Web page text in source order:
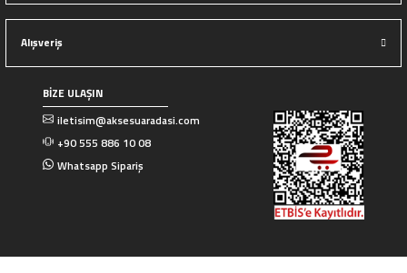
Alışveriş
BİZE ULAŞIN
iletisim@aksesuaradasi.com
+90 555 886 10 08
Whatsapp Sipariş